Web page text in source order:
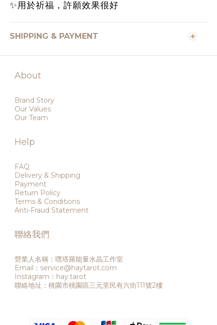
✨用於祈福，許願效果很好
SHIPPING & PAYMENT
About
Brand Story
Our Values
Our Team
Help
FAQ
Delivery & Shipping
Payment
Return Policy
Terms & Conditions
Anti-Fraud Statement
聯絡我們
營業人名稱：嘿塔羅能量水晶工作室
Email：service@haytarot.com
Instagram：hay.tarot
聯絡地址：桃園市桃園區三元里民有六街111號2樓